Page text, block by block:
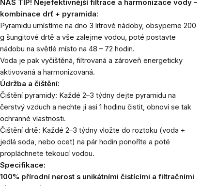
NÁŠ TIP! Nejefektivnější filtrace a harmonizace vody -
kombinace drť + pyramida:
Pyramidu umístíme na dno 3 litrové nádoby, obsypeme 200
g šungitové drtě a vše zalejme vodou, poté postavte
nádobu na světlé místo na 48 – 72 hodin.
Voda je pak vyčištěná, filtrovaná a zároveň energeticky
aktivovaná a harmonizovaná.
Údržba a čištění:
Čištění pyramidy: Každé 2–3 týdny dejte pyramidu na
čerstvý vzduch a nechte ji asi 1 hodinu čistit, obnoví se tak
ochranné vlastnosti.
Čištění drtě: Každé 2–3 týdny vložte do roztoku (voda +
jedlá soda, nebo ocet) na pár hodin ponoříte a poté
propláchnete tekoucí vodou.
Specifikace:
100% přírodní nerost s unikátními čistícími a filtračními